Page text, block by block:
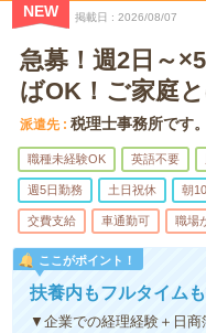
NEW 掲載日 2026/08/07
急募！週2日～
ばOK！ご家庭
派遣先 税理士事務所です。
職種未経験OK 英語不要
週5日勤務 土日祝休 朝
交費支給 車通勤可 職場
ここがポイント！
扶養内もフルタイム
▼企業での経理経験＋日